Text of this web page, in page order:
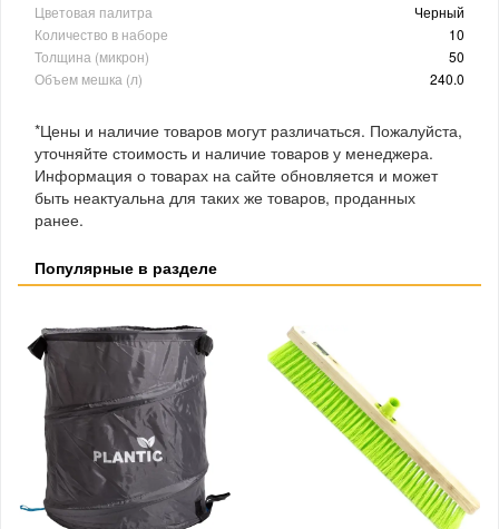
Цветовая палитра
Черный
Количество в наборе
10
Толщина (микрон)
50
Объем мешка (л)
240.0
*Цены и наличие товаров могут различаться. Пожалуйста,
уточняйте стоимость и наличие товаров у менеджера.
Информация о товарах на сайте обновляется и может
быть неактуальна для таких же товаров, проданных
ранее.
Популярные в разделе